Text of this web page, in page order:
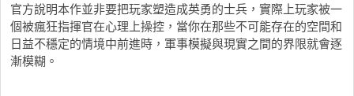
官方說明本作並非要把玩家塑造成英勇的士兵，實際上玩家被一
個被瘋狂指揮官在心理上操控，當你在那些不可能存在的空間和
日益不穩定的情境中前進時，軍事模擬與現實之間的界限就會逐
漸模糊。